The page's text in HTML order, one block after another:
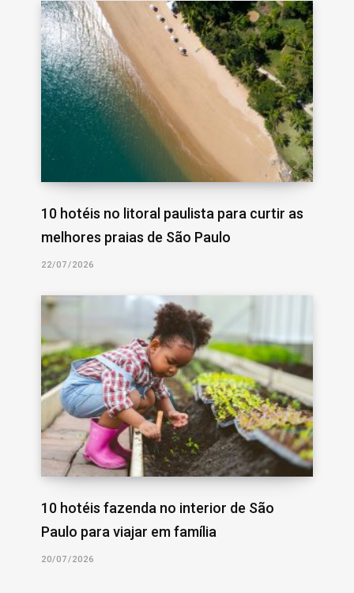
10 hotéis no litoral paulista para curtir as
melhores praias de São Paulo
22/07/2026
10 hotéis fazenda no interior de São
Paulo para viajar em família
20/07/2026